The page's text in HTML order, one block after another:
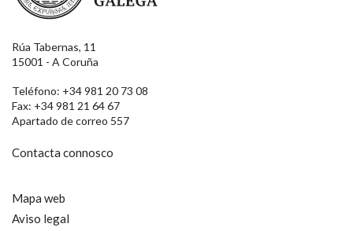
Rúa Tabernas, 11
15001 - A Coruña
Teléfono: +34 981 20 73 08
Fax: +34 981 21 64 67
Apartado de correo 557
Contacta connosco
Mapa web
Aviso legal